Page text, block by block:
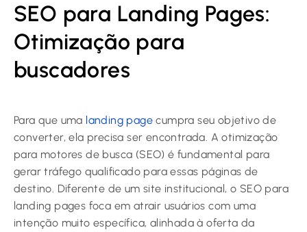
SEO para Landing Pages:
Otimização para
buscadores
Para que uma landing page cumpra seu objetivo de
converter, ela precisa ser encontrada. A otimização
para motores de busca (SEO) é fundamental para
gerar tráfego qualificado para essas páginas de
destino. Diferente de um site institucional, o SEO para
landing pages foca em atrair usuários com uma
intenção muito específica, alinhada à oferta da